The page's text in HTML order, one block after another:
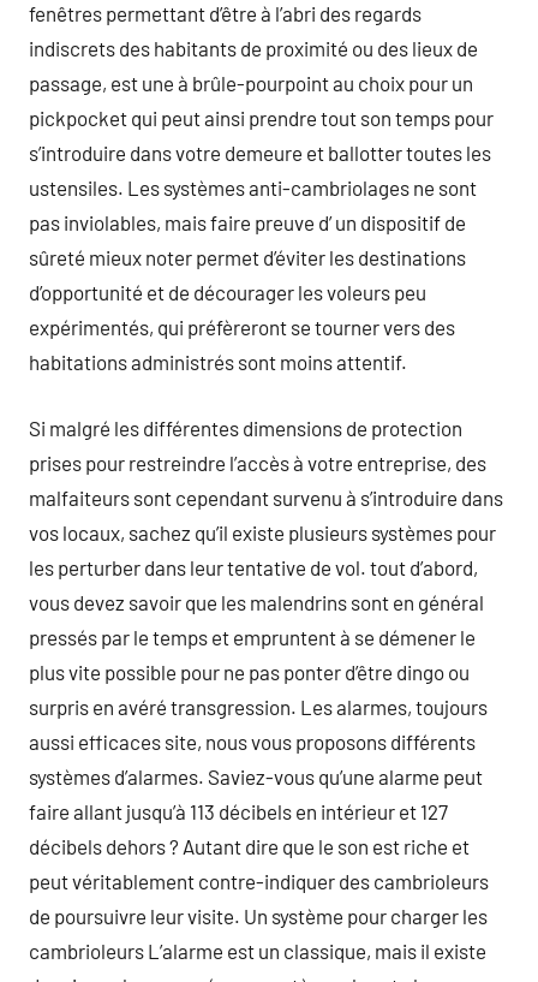
fenêtres permettant d’être à l’abri des regards
indiscrets des habitants de proximité ou des lieux de
passage, est une à brûle-pourpoint au choix pour un
pickpocket qui peut ainsi prendre tout son temps pour
s’introduire dans votre demeure et ballotter toutes les
ustensiles. Les systèmes anti-cambriolages ne sont
pas inviolables, mais faire preuve d’ un dispositif de
sûreté mieux noter permet d’éviter les destinations
d’opportunité et de décourager les voleurs peu
expérimentés, qui préfèreront se tourner vers des
habitations administrés sont moins attentif.
Si malgré les différentes dimensions de protection
prises pour restreindre l’accès à votre entreprise, des
malfaiteurs sont cependant survenu à s’introduire dans
vos locaux, sachez qu’il existe plusieurs systèmes pour
les perturber dans leur tentative de vol. tout d’abord,
vous devez savoir que les malendrins sont en général
pressés par le temps et empruntent à se démener le
plus vite possible pour ne pas ponter d’être dingo ou
surpris en avéré transgression. Les alarmes, toujours
aussi efficaces site, nous vous proposons différents
systèmes d’alarmes. Saviez-vous qu’une alarme peut
faire allant jusqu’à 113 décibels en intérieur et 127
décibels dehors ? Autant dire que le son est riche et
peut véritablement contre-indiquer des cambrioleurs
de poursuivre leur visite. Un système pour charger les
cambrioleurs L’alarme est un classique, mais il existe